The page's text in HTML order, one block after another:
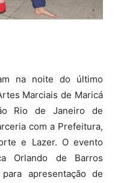
na noite do último
Marciais de Maricá
Rio de Janeiro de
com a Prefeitura,
e Lazer. O evento
Orlando de Barros
apresentação de